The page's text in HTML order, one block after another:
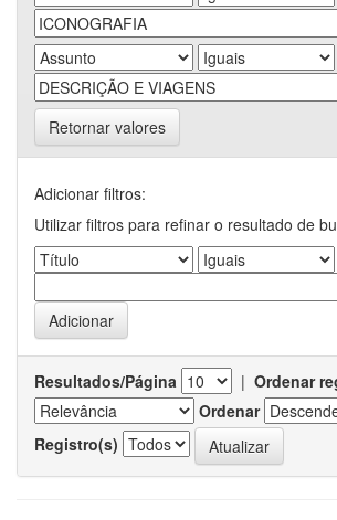
Retornar valores
Adicionar filtros:
Utilizar filtros para refinar o resultado de
Resultados/Página | Ordenar
Ordenar
Registro(s)